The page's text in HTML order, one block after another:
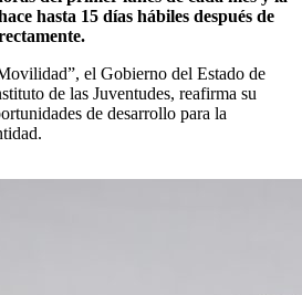
hasta 15 días hábiles después de
el Gobierno del Estado de
de las Juventudes, reafirma su
de desarrollo para la